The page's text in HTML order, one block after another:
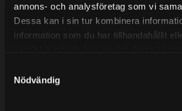
annons- och analysföretag som vi
Dessa kan i sin tur kombinera
information som du har tillhandahållit
Nödvändig
KUNSKAPSCENTER